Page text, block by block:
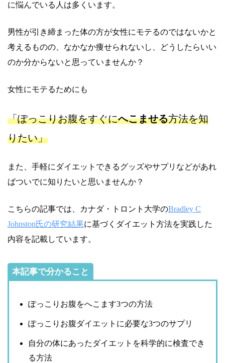
に悩んでいる人は多くいます。
男性が引き締まった体の方が女性にモテるのではないかと
考えるものの、なかなか痩せられないし、どうしたらいい
のか分からないと思っていませんか？
女性にモテるためにも
「ぽっこりお腹をすぐにへこませる方法を知
りたい」
また、手軽にダイエットできるグッズやサプリなどがあれ
ばついでに知りたいと思いませんか？
こちらの記事では、カナダ・トロント大学のBradley C
Johnston氏の研究結果に基づくダイエット方法を実践した
内容を記載しています。
本記事で分かること
ぽっこりお腹をへこます3つの方法
ぽっこりお腹ダイエットに必要な3つのサプリ
自分の体にあったダイエットを科学的に検査でき
る方法